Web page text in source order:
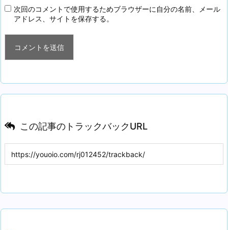
次回のコメントで使用するためブラウザーに自分の名前、メール
アドレス、サイトを保存する。
この記事のトラックバックURL